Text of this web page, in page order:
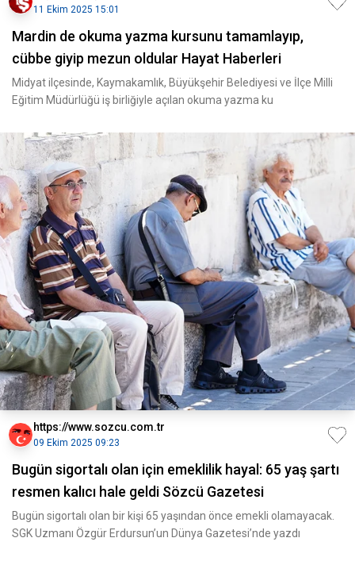
11 Ekim 2025 15:01
Mardin de okuma yazma kursunu tamamlayıp,
cübbe giyip mezun oldular Hayat Haberleri
Midyat ilçesinde, Kaymakamlık, Büyükşehir Belediyesi ve İlçe Milli
Eğitim Müdürlüğü iş birliğiyle açılan okuma yazma ku
https://www.sozcu.com.tr
09 Ekim 2025 09:23
Bugün sigortalı olan için emeklilik hayal: 65 yaş şartı
resmen kalıcı hale geldi Sözcü Gazetesi
Bugün sigortalı olan bir kişi 65 yaşından önce emekli olamayacak.
SGK Uzmanı Özgür Erdursun’un Dünya Gazetesi’nde yazdı